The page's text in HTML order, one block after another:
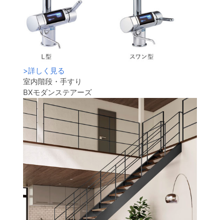
>詳しく見る
室内階段・手すり
BXモダンステアーズ